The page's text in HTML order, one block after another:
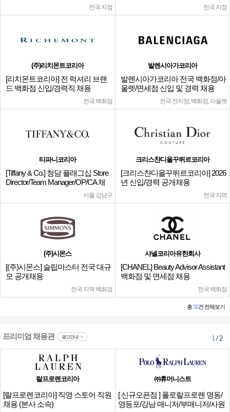
전국 지점 전국 지점
(주)리치몬트코리아
[리치몬트코리아] 전 럭셔리 브랜
드 백화점 신입/경력직 채용
전국 백화점
발렌시아가코리아
발렌시아가코리아 전국 백화점/아
울렛/면세점 신입 및 경력 채용
전국 전지점, 백화점, 아울렛
티파니코리아
[Tiffany & Co.] 청담 플래그십 Store
Director/Team Manager/OP/CA 채
서울 강남구
크리스챤디올꾸뛰르코리아
[크리스챤디올꾸뛰르코리아] 2026
년 신입/경력 공개채용
전국 지역
(주)시몬스
[(주)시몬스] 슬립마스터 전국 대규
모 공개채용
전국 지역 백화점
샤넬코리아유한회사
[CHANEL] Beauty Advisor Assistant
백화점 및 면세점 채용
전국 백화점
총32건 전체보기
프리미엄 채용관 광고안내 1/ 2
랄프로렌코리아
[랄프로렌코리아] 직영 스토어 직원
채용 (본사 소속)
㈜휴머니스트
[ 신규오픈점 ] 폴로랄프로렌 명동/
영등포/강남 매니저/부매니저/사원